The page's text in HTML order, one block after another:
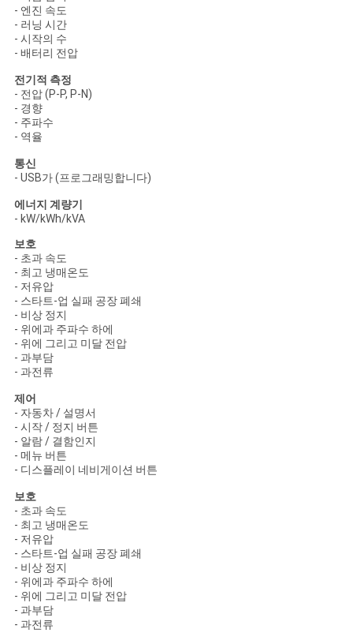
- 엔진 속도
- 러닝 시간
- 시작의 수
- 배터리 전압
전기적 측정
- 전압 (P-P, P-N)
- 경향
- 주파수
- 역율
통신
- USB가 (프로그래밍합니다)
에너지 계량기
- kW/kWh/kVA
보호
- 초과 속도
- 최고 냉매온도
- 저유압
- 스타트-업 실패 공장 폐쇄
- 비상 정지
- 위에과 주파수 하에
- 위에 그리고 미달 전압
- 과부담
- 과전류
제어
- 자동차 / 설명서
- 시작 / 정지 버튼
- 알람 / 결함인지
- 메뉴 버튼
- 디스플레이 네비게이션 버튼
보호
- 초과 속도
- 최고 냉매온도
- 저유압
- 스타트-업 실패 공장 폐쇄
- 비상 정지
- 위에과 주파수 하에
- 위에 그리고 미달 전압
- 과부담
- 과전류